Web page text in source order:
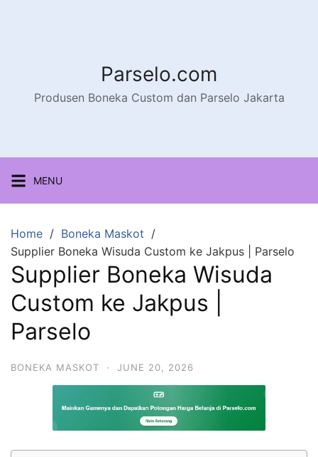
Parselo.com
Produsen Boneka Custom dan Parselo Jakarta
MENU
Home
Boneka Maskot
Supplier Boneka Wisuda Custom ke Jakpus | Parselo
Supplier Boneka Wisuda
Custom ke Jakpus |
Parselo
BONEKA MASKOT · JUNE 20, 2026